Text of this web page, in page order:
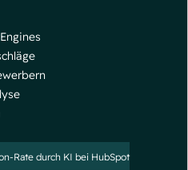
Rate durch KI bei HubSpot